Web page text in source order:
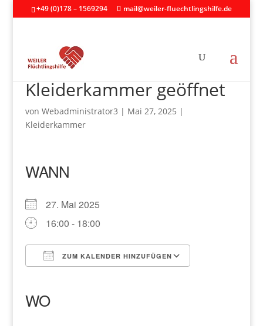
+49 (0)178 – 1569294 mail@weiler-fluechtlingshilfe.de
Kleiderkammer geöffnet
von Webadministrator3 | Mai 27, 2025 |
Kleiderkammer
WANN
27. Mai 2025
16:00 - 18:00
ZUM KALENDER HINZUFÜGEN
WO